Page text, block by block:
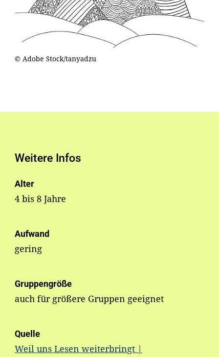
© Adobe Stock/tanyadzu
Weitere Infos
Alter
4 bis 8 Jahre
Aufwand
gering
Gruppengröße
auch für größere Gruppen geeignet
Quelle
Weil uns Lesen weiterbringt |